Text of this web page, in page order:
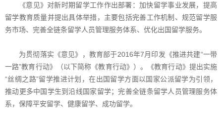
《意见》对新时期留学工作作出部署：加快留学事业发展，提高
留学教育质量并提出具体举措，主要包括完善工作机制、规范留学服
务市场、完善全链条留学人员管理服务体系、优化出国留学服务。
为贯彻落实《意见》，教育部于2016年7月印发《推进共建“一带
一路”教育行动》（以下简称《教育行动》）。《教育行动》提出实施
“丝绸之路”留学推进计划，在出国留学方面以国家公派留学为引领，
推动更多中国学生到沿线国家留学；完善全链条留学人员管理服务体
系，保障平安留学、健康留学、成功留学。